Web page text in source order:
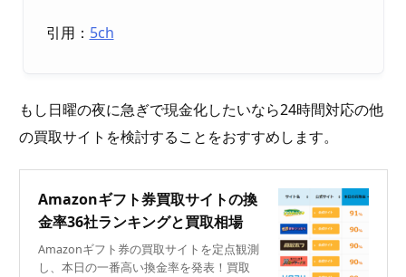
引用： 5ch
もし日曜の夜に急ぎで現金化したいなら24時間対応の他
の買取サイトを検討することをおすすめします。
Amazonギフト券買取サイトの換
金率36社ランキングと買取相場
Amazonギフト券の買取サイトを定点観測
し、本日の一番高い換金率を発表！買取